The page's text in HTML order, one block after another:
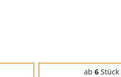
ab 6 Stück